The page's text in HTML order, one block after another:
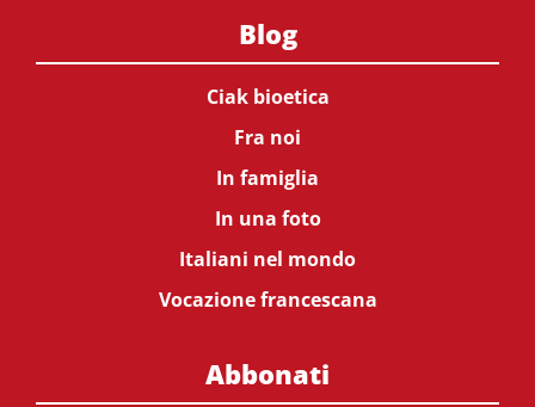
Blog
Ciak bioetica
Fra noi
In famiglia
In una foto
Italiani nel mondo
Vocazione francescana
Abbonati